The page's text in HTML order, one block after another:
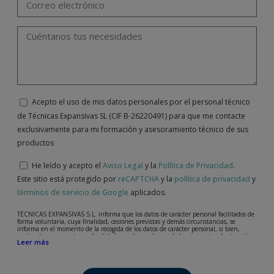
Acepto el uso de mis datos personales por el personal técnico
de Técnicas Expansivas SL (CIF B-26220491) para que me contacte
exclusivamente para mi formación y asesoramiento técnico de sus
productos
He leído y acepto el Aviso Legal y la Política de Privacidad.
Este sitio está protegido por reCAPTCHAy la política de privacidad y
términos de servicio de Google aplicados.
TÉCNICAS EXPANSIVAS S.L. informa que los datos de carácter personal facilitados de
forma voluntaria, cuya finalidad, cesiones previstas y demás circunstancias, se
informa en el momento de la recogida de los datos de carácter personal, si bien,
según el caso concreto, su finalidad, puede ser alguna de las siguientes, la atención a
su solicitud, queja o duda planteada, mantenimiento de la relación establecida, la
Leer más